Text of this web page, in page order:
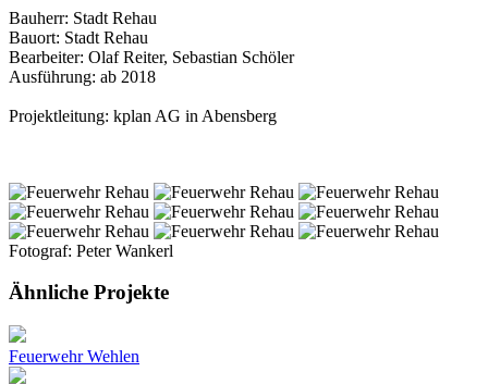
Bauherr: Stadt Rehau
Bauort: Stadt Rehau
Bearbeiter: Olaf Reiter, Sebastian Schöler
Ausführung: ab 2018
Projektleitung: kplan AG in Abensberg
Fotograf: Peter Wankerl
Ähnliche Projekte
Feuerwehr Wehlen